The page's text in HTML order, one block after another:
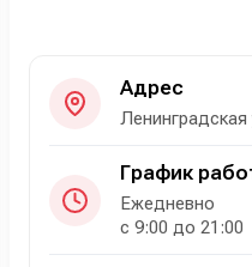
Адрес
График
Ежедневно
с 9:00 до 21:00